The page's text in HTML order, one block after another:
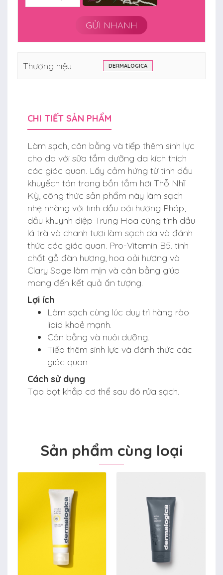
Thương hiệu DERMALOGICA
CHI TIẾT SẢN PHẨM
Làm sạch, cân bằng và tiếp thêm sinh lực
cho da với sữa tắm dưỡng da kích thích
các giác quan. Lấy cảm hứng từ tinh dầu
khuyếch tán trong bồn tắm hơi Thỗ Nhĩ
Kỳ, công thức sản phẩm này làm sạch
nhẹ nhàng với tinh dầu oải hương Pháp,
dầu khuynh diệp Trung Hoa cùng tinh dầu
lá trà và chanh tươi làm sạch da và đánh
thức các giác quan. Pro-Vitamin B5. tinh
chất gỗ đàn hương, hoa oải hương và
Clary Sage làm mịn và cân bằng giúp
mang đến kết quả ấn tượng.
Lợi ích
Làm sạch cùng lúc duy trì hàng rào
lipid khoẻ mạnh.
Cân bằng và nuôi dưỡng.
Tiếp thêm sinh lực và đánh thức các
giác quan
Cách sử dụng
Tạo bọt khắp cơ thể sau đó rửa sạch.
Sản phẩm cùng loại